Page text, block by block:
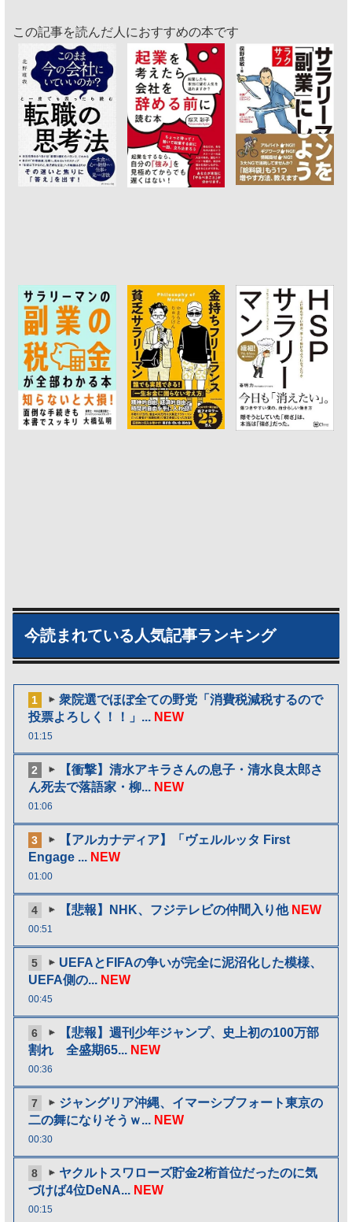
この記事を読んだ人におすすめの本です
今読まれている人気記事ランキング
1
衆院選でほぼ全ての野党「消費税減税するので
投票よろしく！！」... NEW
01:15
2
【衝撃】清水アキラさんの息子・清水良太郎さ
ん死去で落語家・柳... NEW
01:06
3
【アルカナディア】「ヴェルルッタ First
Engage ... NEW
01:00
4 【悲報】NHK、フジテレビの仲間入り他 NEW
00:51
5
UEFAとFIFAの争いが完全に泥沼化した模様、
UEFA側の... NEW
00:45
6
【悲報】週刊少年ジャンプ、史上初の100万部
割れ 全盛期65... NEW
00:36
7
ジャングリア沖縄、イマーシブフォート東京の
二の舞になりそうｗ... NEW
00:30
8
ヤクルトスワローズ貯金2桁首位だったのに気
づけば4位DeNA... NEW
00:15